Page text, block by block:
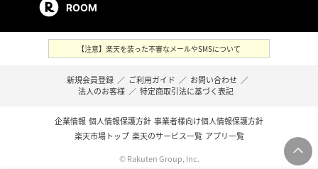
ROOM
【注意】楽天を装った不審なメールやSMSについて
新規会員登録 ／ ご利用ガイド ／ お問い合わせ ／
法人のお客様 ／ 特定商取引法に基づく表記
企業情報 個人情報保護方針 事業者様向け個人情報保護方針
楽天市場トップ 楽天のサービス一覧 アプリ一覧
© Rakuten Group, Inc.